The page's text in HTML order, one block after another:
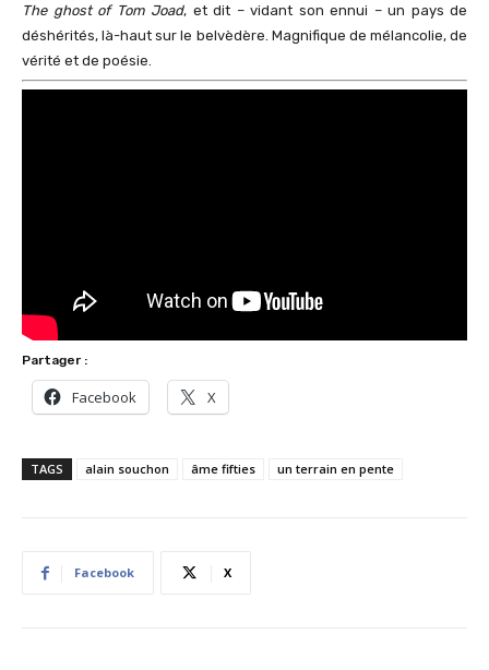
The ghost of Tom Joad, et dit – vidant son ennui – un pays de
déshérités, là-haut sur le belvèdère. Magnifique de mélancolie, de
vérité et de poésie.
Partager :
Facebook X
TAGS alain souchon âme fifties un terrain en pente
Facebook X